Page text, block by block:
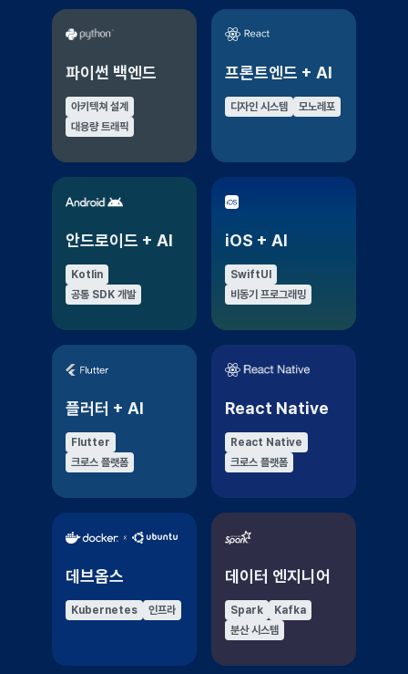
파이썬 백엔드
아키텍쳐 설계
대용량 트래픽
프론트엔드 + AI
디자인 시스템 모노레포
안드로이드 + AI
Kotlin
공통 SDK 개발
iOS + AI
SwiftUI
비동기 프로그래밍
플러터 + AI
Flutter
크로스 플랫폼
React Native
React Native
크로스 플랫폼
데브옵스
Kubernetes 인프라
데이터 엔지니어
Spark
Kafka
분산 시스템